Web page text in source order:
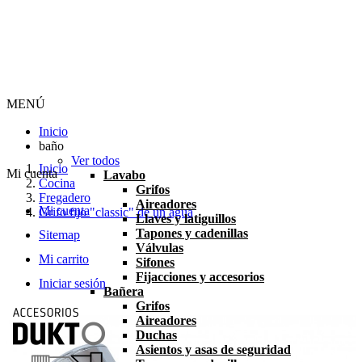
Mi cuenta
Mi cuenta
Sitemap
Mi carrito
Iniciar sesión
MENÚ
Inicio
baño
Ver todos
Lavabo
Grifos
Aireadores
Llaves y latiguillos
Tapones y cadenillas
Válvulas
Sifones
Fijacciones y accesorios
Bañera
Grifos
Aireadores
Duchas
Asientos y asas de seguridad
Inicio
Cocina
Fregadero
Grifo fijo "classic" de un agua